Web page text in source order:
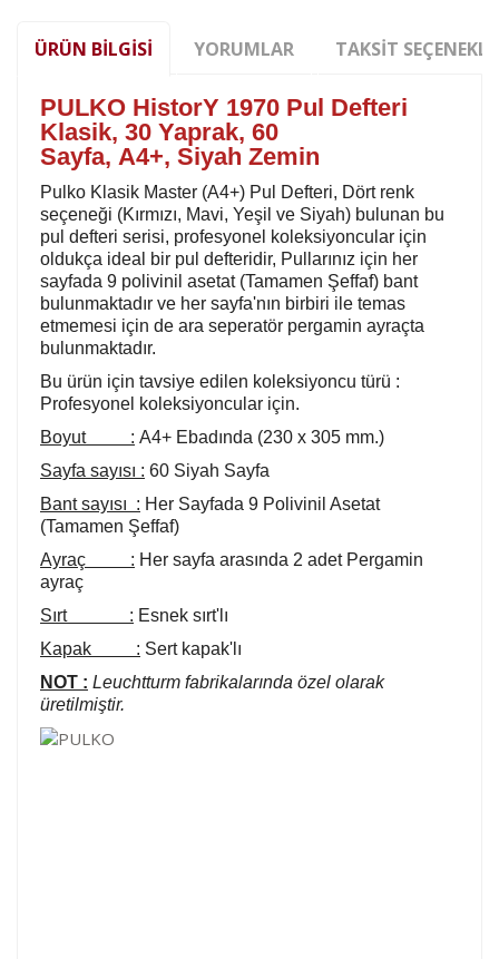
ÜRÜN BILGISI YORUMLAR TAKSIT
PULKO HistorY 1970 Pul Defteri
Klasik, 30 Yaprak, 60
Sayfa, A4+, Siyah Zemin
Pulko Klasik Master (A4+) Pul Defteri, Dört renk
seçeneği (Kırmızı, Mavi, Yeşil ve Siyah) bulunan bu
pul defteri serisi, profesyonel koleksiyoncular için
oldukça ideal bir pul defteridir, Pullarınız için her
sayfada 9 polivinil asetat (Tamamen Şeffaf) bant
bulunmaktadır ve her sayfa'nın birbiri ile temas
etmemesi için de ara seperatör pergamin ayraçta
bulunmaktadır.
Bu ürün için tavsiye edilen koleksiyoncu türü :
Profesyonel koleksiyoncular için.
Boyut : A4+ Ebadında (230 x 305 mm.)
Sayfa sayısı : 60 Siyah Sayfa
Bant sayısı : Her Sayfada 9 Polivinil Asetat
(Tamamen Şeffaf)
Ayraç : Her sayfa arasında 2 adet Pergamin
ayraç
Sırt : Esnek sırt'lı
Kapak : Sert kapak'lı
NOT : Leuchtturm fabrikalarında özel olarak
üretilmiştir.